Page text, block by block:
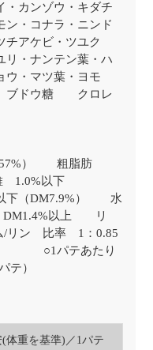
・カンゾウ・キダチ
ン・コナラ・ニンド
チアケビ・ツユク
リ・ナンテン葉・ハ
ウ・マツ葉・ヨモ
ドウ糖 クロレ
） 粗脂肪
1.0%以下
下（DM7.9%） 水
以上 リ
リン 比率 1：0.85
○1パテあたり
テ）
体重を基準)／1パテ